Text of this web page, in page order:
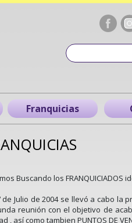
Franquicias
Buscando los FRANQUICIADOS
de Julio de 2004 se llevó a cabo la
reunión con el objetivo de
, así como tambien PUNTOS DE